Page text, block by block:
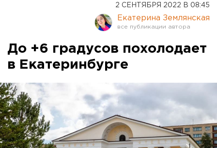
2 СЕНТЯБРЯ 2022 В 08:45
Екатерина Землянская
До +6 градусов похолодает
в Екатеринбурге